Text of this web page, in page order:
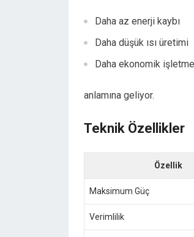
Daha az enerji kaybı
Daha düşük ısı üretimi
Daha ekonomik
anlamına geliyor.
Teknik Özellikler
Özellik
Maksimum Güç
Verimlilik